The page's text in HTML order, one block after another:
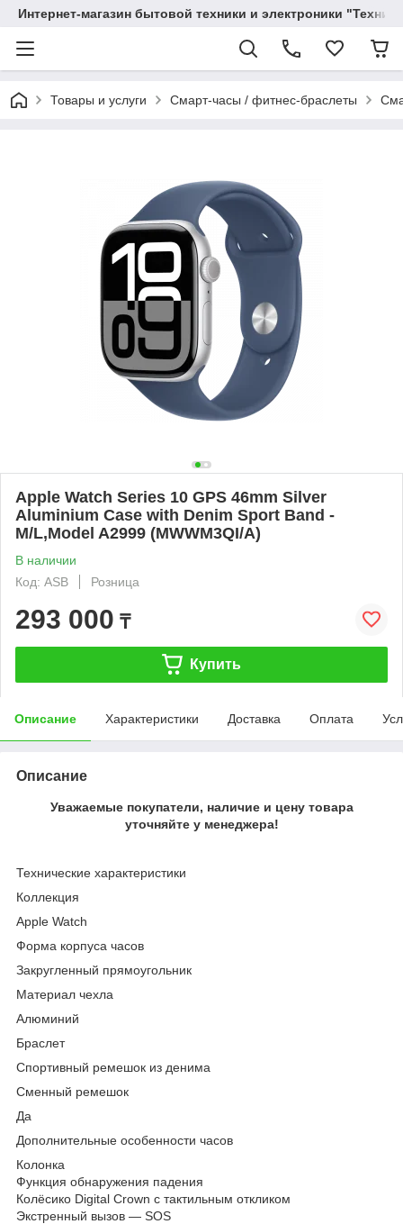
Интернет-магазин бытовой техники и электроники
Товары и услуги Смарт-часы / фитнес-браслеты
Apple Watch Series 10 GPS 46mm Silver
Aluminium Case with Denim Sport Band -
M/L,Model A2999 (MWWM3QI/A)
В наличии
Код: ASB
Розница
293 000 ₸
Купить
Описание Характеристики Доставка Оплата
Описание
Уважаемые покупатели, наличие и цену товара
уточняйте у менеджера!
Технические характеристики
Коллекция
Apple Watch
Форма корпуса часов
Закругленный прямоугольник
Материал чехла
Алюминий
Браслет
Спортивный ремешок из денима
Сменный ремешок
Да
Дополнительные особенности часов
Колонка
Функция обнаружения падения
Колёсико Digital Crown с тактильным откликом
Экстренный вызов — SOS